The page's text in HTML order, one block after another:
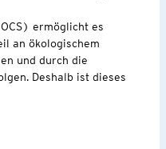
ermöglicht es
an ökologischem
und durch die
Deshalb ist dieses